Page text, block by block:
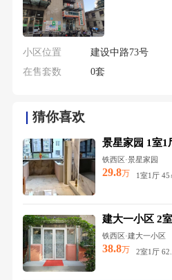
小区位置
建设中路73号
在售套数
0套
猜你喜欢
景星家园 1室1
铁西区·景星家园
29.8万 1室1厅 45
建大一小区 2
铁西区·建大一小区
38.8万 2室1厅